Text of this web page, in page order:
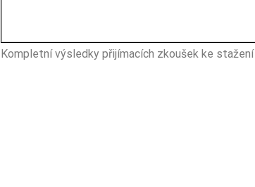
Kompletní výsledky přijímacích zkoušek ke stažení